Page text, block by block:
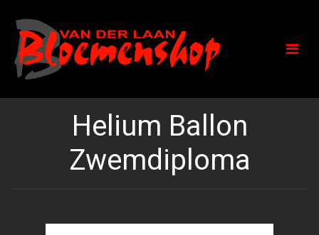
Helium Ballon
Zwemdiploma